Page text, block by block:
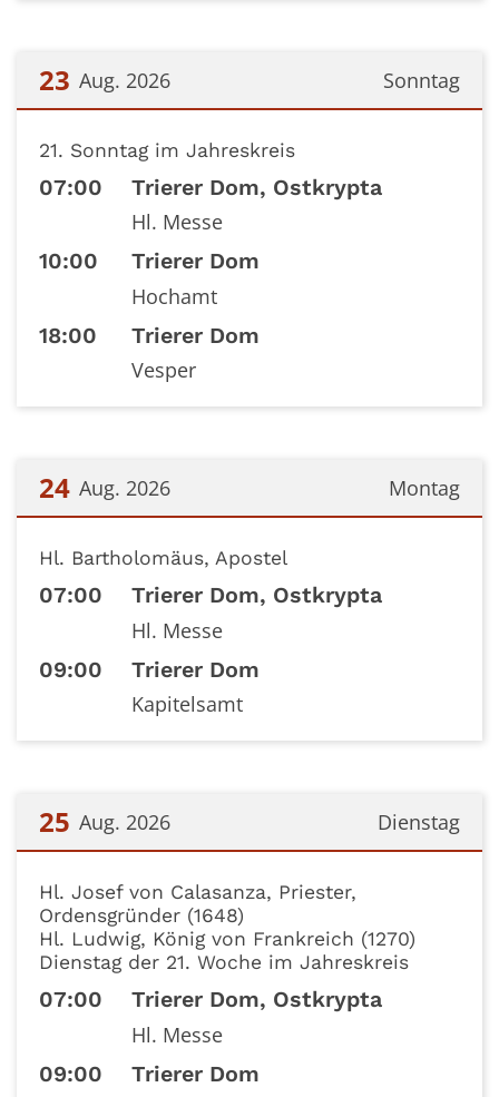
Sonntag
23 Aug. 2026
21. Sonntag im Jahreskreis
07:00 Trierer Dom, Ostkrypta
Hl. Messe
10:00 Trierer Dom
Hochamt
18:00 Trierer Dom
Vesper
Montag
24 Aug. 2026
Hl. Bartholomäus, Apostel
07:00 Trierer Dom, Ostkrypta
Hl. Messe
09:00 Trierer Dom
Kapitelsamt
Dienstag
25 Aug. 2026
Hl. Josef von Calasanza, Priester,
Ordensgründer (1648)
Hl. Ludwig, König von Frankreich (1270)
Dienstag der 21. Woche im Jahreskreis
07:00 Trierer Dom, Ostkrypta
Hl. Messe
09:00 Trierer Dom